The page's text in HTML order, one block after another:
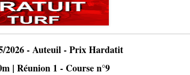
2026 - Auteuil - Prix Hardatit
| Réunion 1 - Course n°9